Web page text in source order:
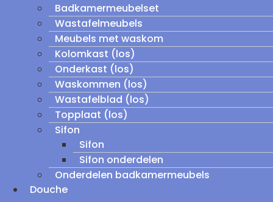
Badkamermeubelset
Wastafelmeubels
Meubels met waskom
Kolomkast (los)
Onderkast (los)
Waskommen (los)
Wastafelblad (los)
Topplaat (los)
Sifon
Sifon
Sifon onderdelen
Onderdelen badkamermeubels
Douche